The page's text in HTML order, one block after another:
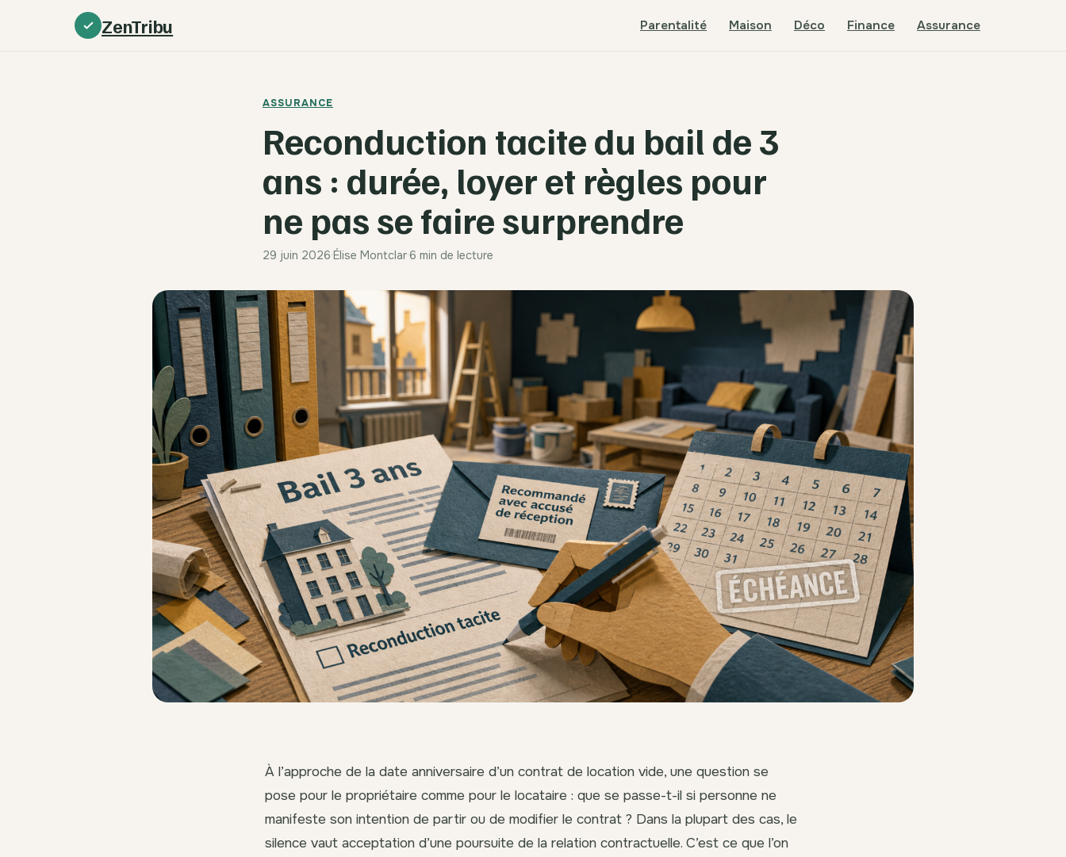
ZenTribu Parentalité Maison Déco Finance Assurance
ASSURANCE
Reconduction tacite du bail de 3
ans : durée, loyer et règles pour
ne pas se faire surprendre
29 juin 2026·Élise Montclar·6 min de lecture
À l’approche de la date anniversaire d’un contrat de location vide, une question se
pose pour le propriétaire comme pour le locataire : que se passe-t-il si personne ne
manifeste son intention de partir ou de modifier le contrat ? Dans la plupart des cas, le
silence vaut acceptation d’une poursuite de la relation contractuelle. C’est ce que l’on